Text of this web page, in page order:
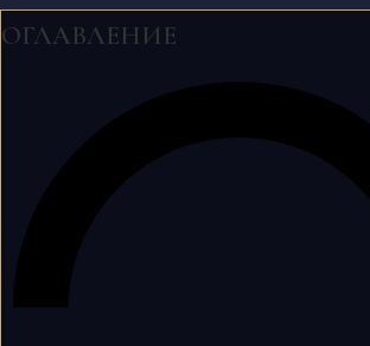
ОГЛАВЛЕНИЕ